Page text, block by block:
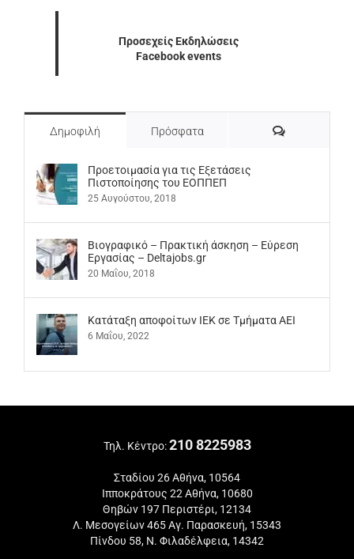
Προσεχείς Εκδηλώσεις
Facebook events
Δημοφιλή Πρόσφατα Σχόλια
Προετοιμασία για τις Εξετάσεις
Πιστοποίησης του ΕΟΠΠΕΠ
25 Αυγούστου, 2018
Βιογραφικό – Πρακτική άσκηση – Εύρεση
Εργασίας – Deltajobs.gr
20 Μαΐου, 2018
Kατάταξη αποφοίτων ΙΕΚ σε Τμήματα ΑΕΙ
6 Μαΐου, 2022
Τηλ. Κέντρο:210 8225983
Σταδίου 26 Αθήνα, 10564
Ιπποκράτους 22 Αθήνα, 10680
Θηβών 197 Περιστέρι, 12134
Λ. Μεσογείων 465 Αγ. Παρασκευή, 15343
Πίνδου 58, Ν. Φιλαδέλφεια, 14342